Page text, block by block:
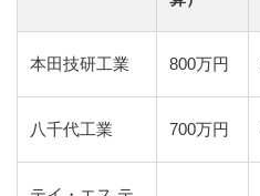
本田技研工業 800万円
八千代工業 700万円